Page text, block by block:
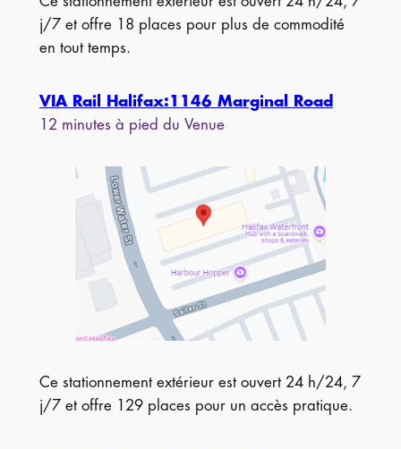
j/7 et offre 18 places pour plus de commodité
en tout temps.
VIA Rail Halifax:1146 Marginal Road
12 minutes à pied du Venue
Ce stationnement extérieur est ouvert 24 h/24, 7
j/7 et offre 129 places pour un accès pratique.